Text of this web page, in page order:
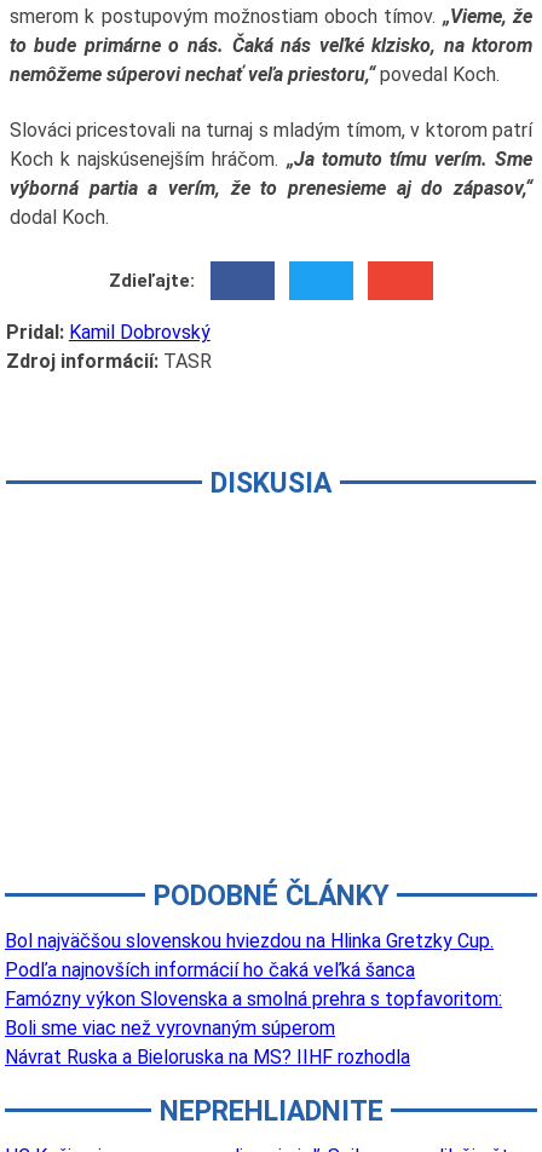
smerom k postupovým možnostiam oboch tímov. „Vieme, že
to bude primárne o nás. Čaká nás veľké klzisko, na ktorom
nemôžeme súperovi nechať veľa priestoru,“povedal Koch.
Slováci pricestovali na turnaj s mladým tímom, v ktorom patrí
Koch k najskúsenejším hráčom. „Ja tomuto tímu verím. Sme
výborná partia a verím, že to prenesieme aj do zápasov,“
dodal Koch.
Zdieľajte:
Pridal: Kamil Dobrovský
Zdroj informácií:TASR
DISKUSIA
PODOBNÉ ČLÁNKY
Bol najväčšou slovenskou hviezdou na Hlinka Gretzky Cup.
Podľa najnovších informácií ho čaká veľká šanca
Famózny výkon Slovenska a smolná prehra s topfavoritom:
Boli sme viac než vyrovnaným súperom
Návrat Ruska a Bieloruska na MS? IIHF rozhodla
NEPREHLIADNITE